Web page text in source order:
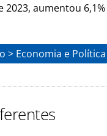
aumentou 6,1%
> Economia e Política